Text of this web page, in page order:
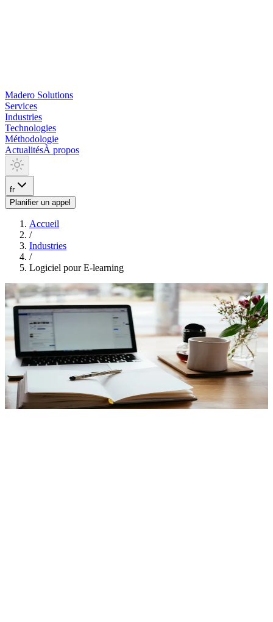
Madero Solutions
Services
Industries
Technologies
Méthodologie
ActualitésÀ propos
fr
Planifier un appel
Accueil
/
Industries
/
Logiciel pour E-learning
INDUSTRIA
Logiciel pour E-learning
Nous construisons des plateformes d'apprentissage: LMS sur
mesure, cours interactifs, évaluations et gamification. Support
vidéoconférence, contenu SCORM et analytique de progression.
Nous concevons des expériences qui maintiennent l'engagement et
facilitent le suivi pour éducateurs et étudiants. Intégration outils
visio, contenu externe et systèmes de certification.